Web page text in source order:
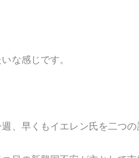
な感じです。
、早くもイエレン氏を二つの